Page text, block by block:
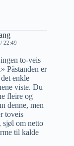
22:49
to-veis
Påstanden er
enkle
viste. Du
fleire og
denne, men
toveis
sjøl om netto
til kalde